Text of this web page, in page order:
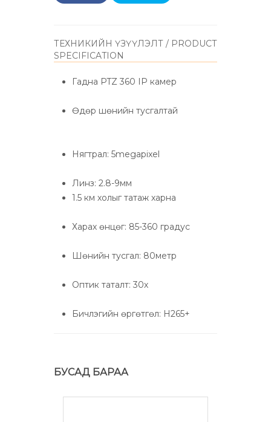
ТЕХНИКИЙН ҮЗҮҮЛЭЛТ / PRODUCT
SPECIFICATION
Гадна PTZ 360 IP камер
Өдөр шөнийн тусгалтай
Нягтрал: 5megapixel
Линз: 2.8-9мм
1.5 км холыг татаж харна
Харах өнцөг: 85-360 градус
Шөнийн тусгал: 80метр
Оптик таталт: 30х
Бичлэгийн өргөтгөл: Н265+
БУСАД БАРАА